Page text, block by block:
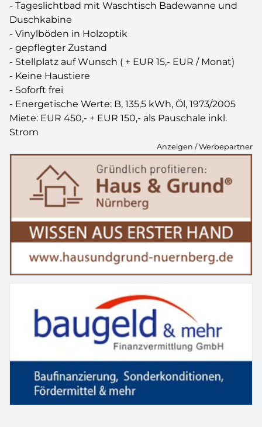
- Tageslichtbad mit Waschtisch Badewanne und
Duschkabine
- Vinylböden in Holzoptik
- gepflegter Zustand
- Stellplatz auf Wunsch ( + EUR 15,- EUR / Monat)
- Keine Haustiere
- Soforft frei
- Energetische Werte: B, 135,5 kWh, Öl, 1973/2005
Miete: EUR 450,- + EUR 150,- als Pauschale inkl.
Strom
Anzeigen / Werbepartner